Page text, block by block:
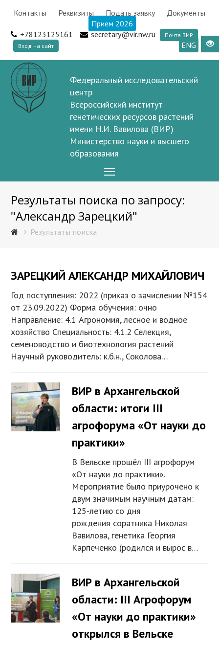
Контакты Реквизиты Подать заявку
Документы
Прием 2026
+78123125161
secretary@vir.nw.ru
Почта ВИР
Вход на сайт
ENG
Федеральный исследовательский
центр
Всероссийский институт
генетических ресурсов растений
имени Н.И. Вавилова (ВИР)
Министерство науки и высшего
образования
Menu
Результаты поиска по запросу:
"Александр Зарецкий"
Результаты поиска
ЗАРЕЦКИЙ АЛЕКСАНДР МИХАЙЛОВИЧ
Год поступления: 2022 (приказ о зачислении №154
от 23.09.2022) Форма обучения: очно
Направление: 4.1 Агрономия, лесное и водное
хозяйство Специальность: 4.1.2 Селекция,
семеноводство и биотехнология растений
Научный руководитель: к.б.н., Соколова…
ВИР в Архангельской
области: итоги III
агрофорума «От науки до
практики»
В Вельске прошёл III агрофорум
«От науки до практики».
Мероприятие было приурочено к
двум значимым научным датам:
125-летию со дня
рождения соратника Николая
Вавилова, генетика Георгия
Карпеченко (родился и вырос в…
ВИР в Архангельской
области: III Агрофорум
«От науки до практики»
открылся в Вельске